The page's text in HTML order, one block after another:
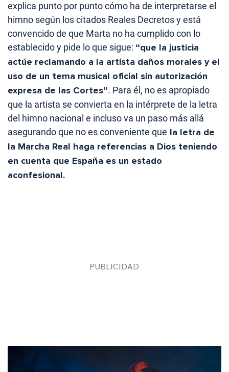
explica punto por punto cómo ha de interpretarse el
himno según los citados Reales Decretos y está
convencido de que Marta no ha cumplido con lo
establecido y pide lo que sigue: “que la justicia
actúe reclamando a la artista daños morales y el
uso de un tema musical oficial sin autorización
expresa de las Cortes”. Para él, no es apropiado
que la artista se convierta en la intérprete de la letra
del himno nacional e incluso va un paso más allá
asegurando que no es conveniente que la letra de
la Marcha Real haga referencias a Dios teniendo
en cuenta que España es un estado
aconfesional.